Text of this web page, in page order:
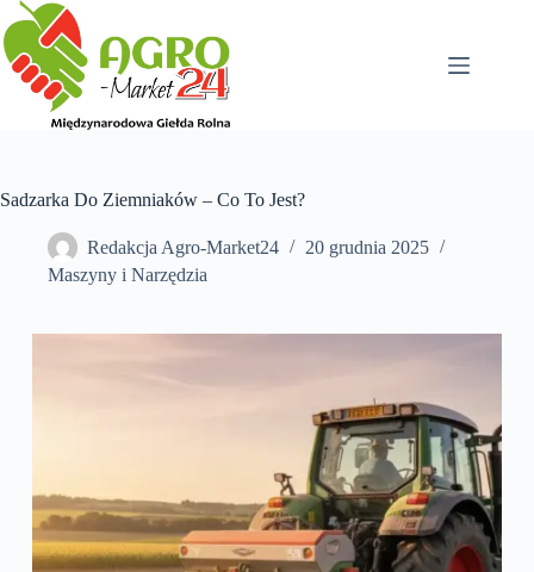
Przejdź
do
treści
Sadzarka Do Ziemniaków – Co To Jest?
Redakcja Agro-Market24
20 grudnia 2025
Maszyny i Narzędzia